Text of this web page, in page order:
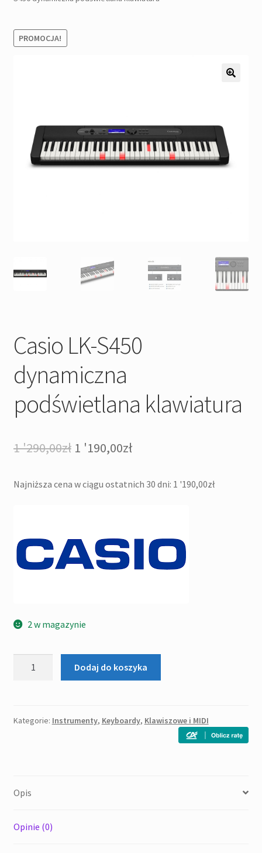
Pozostałe
Kontakt
PROMOCJA!
Casio LK-S450
dynamiczna
podświetlana klawiatura
1 '290,00zł Pierwotna
wynosiła:
1 '190,00złAktualna
wynosi:
Najniższa cena w ciągu ostatnich 30 dni: 1 '190,00zł
2 w magazynie
dynamiczna
Dodaj do koszyka
Kategorie: Instrumenty, Keyboardy, Klawiszowe i MIDI
Opis
Opinie (0)